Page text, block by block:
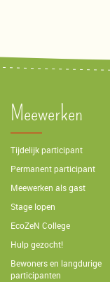
Meewerken
Tijdelijk participant
Permanent participant
Meewerken als gast
Stage lopen
EcoZeN College
Hulp gezocht!
Bewoners en langdurige
participanten